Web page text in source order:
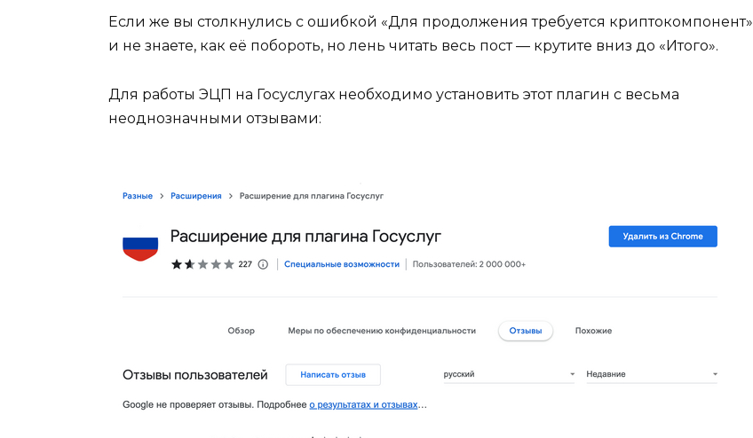
Если же вы столкнулись с ошибкой «Для продолжения требуется криптокомпонент»
и не знаете, как её побороть, но лень читать весь пост — крутите вниз до «Итого».
Для работы ЭЦП на Госуслугах необходимо установить этот плагин с весьма
неоднозначными отзывами: